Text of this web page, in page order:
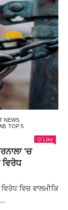
NEWS
TOP 5
Like
‘ਚ
ਵਿਰੋਧ
ਵਿਚ ਵਾਲਮੀਕਿ